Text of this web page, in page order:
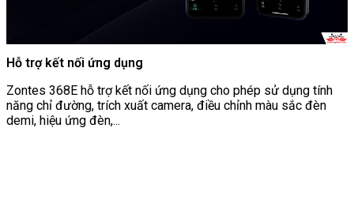
Hỗ trợ kết nối ứng dụng
Zontes 368E hỗ trợ kết nối ứng dụng cho phép sử dụng tính
năng chỉ đường, trích xuất camera, điều chỉnh màu sắc đèn
demi, hiệu ứng đèn,...